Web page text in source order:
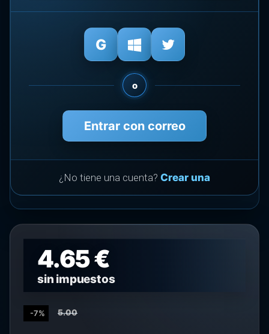
o
Entrar con correo
¿No tiene una cuenta? Crear una
4.65 €
sin impuestos
-7% 5.00